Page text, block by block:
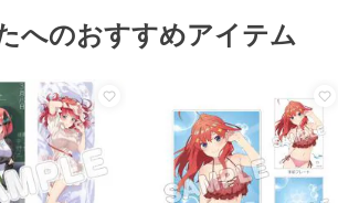
へのおすすめアイテム